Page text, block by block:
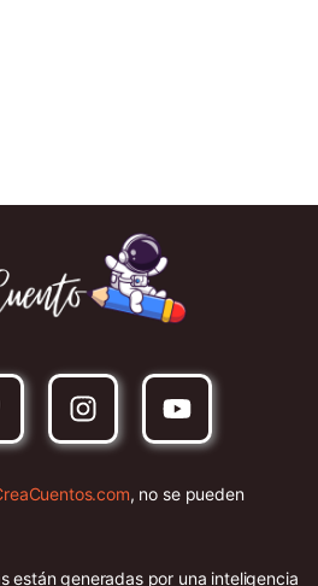
, no se pueden
están generadas por una inteligencia